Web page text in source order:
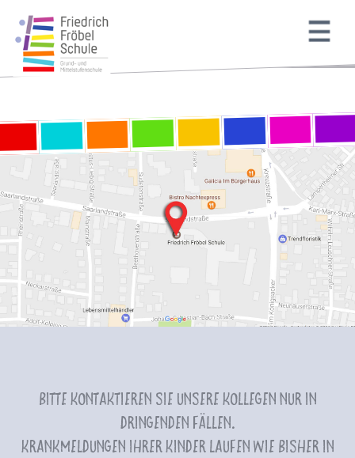
Bitte kontaktieren Sie unsere Kollegen nur in
dringenden Fällen.
Krankmeldungen Ihrer Kinder laufen wie bisher in